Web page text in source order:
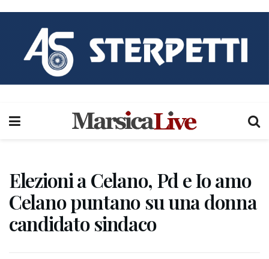
Elezioni a Celano, Pd e Io amo
Celano puntano su una donna
candidato sindaco